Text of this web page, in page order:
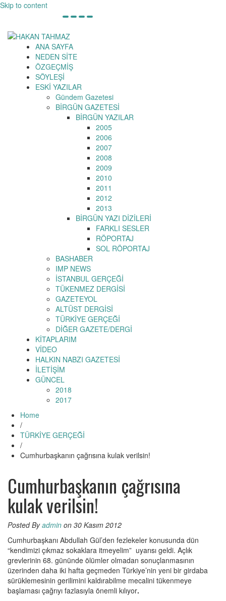
Skip to content
ANA SAYFA
NEDEN SİTE
ÖZGEÇMİŞ
SÖYLEŞİ
ESKİ YAZILAR
Gündem Gazetesi
BİRGÜN GAZETESİ
BİRGÜN YAZILAR
2005
2006
2007
2008
2009
2010
2011
2012
2013
BİRGÜN YAZI DİZİLERİ
FARKLI SESLER
RÖPORTAJ
SOL RÖPORTAJ
BASHABER
IMP NEWS
İSTANBUL GERÇEĞİ
TÜKENMEZ DERGİSİ
GAZETEYOL
ALTÜST DERGİSİ
TÜRKİYE GERÇEĞİ
DİĞER GAZETE/DERGİ
KİTAPLARIM
VİDEO
HALKIN NABZI GAZETESİ
İLETİŞİM
GÜNCEL
2018
2017
Home
/
TÜRKİYE GERÇEĞİ
/
Cumhurbaşkanın çağrısına kulak verilsin!
Cumhurbaşkanın çağrısına
kulak verilsin!
Posted Byadmin on 30 Kasım 2012
Cumhurbaşkanı Abdullah Gül’den fezlekeler konusunda dün
“kendimizi çıkmaz sokaklara itmeyelim” uyarısı geldi. Açlık
grevlerinin 68. gününde ölümler olmadan sonuçlanmasının
üzerinden daha iki hafta geçmeden Türkiye’nin yeni bir girdaba
sürüklemesinin gerilimini kaldırabilme mecalini tükenmeye
başlaması çağrıyı fazlasıyla önemli kılıyor.